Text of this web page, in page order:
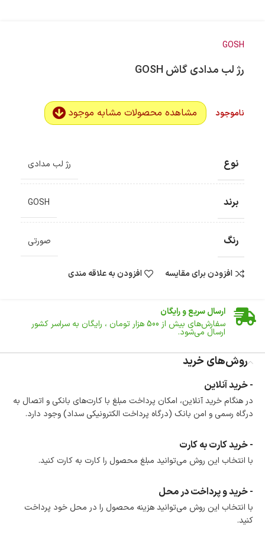
GOSH
رژ لب مدادی گاش GOSH
ناموجود مشاهده محصولات مشابه موجود
نوع رژ لب مدادی
برند GOSH
رنگ صورتی
افزودن برای مقایسه افزودن به علاقه مندی
ضمانت اصالت کالا
ارسال سریع و رایگان
سفارش‌های بیش از 500 هزار تومان ، رایگان به سراسر کشور
ارسال می‌شود.
تا 14 روز پس از تحویل کالا می‌توانید آن را برگشت دهید.
امکان پرداخت در محل
در هنگام خرید محصول، امکان انتخاب پرداخت در محل
وجود دارد.
امکان پرداخت اقساطی
است.
ضمانت اصالت کالا
گارانتی معتبر برای تمامی محصولات ارائه می‌شود.
روش‌های خرید
- خرید آنلاین
در هنگام خرید آنلاین، امکان پرداخت مبلغ با کارت‌های بانکی و اتصال به
درگاه رسمی و امن بانک (درگاه پرداخت الکترونیکی سداد) وجود دارد.
- خرید کارت به کارت
با انتخاب این روش می‌توانید مبلغ محصول را کارت به کارت کنید.
- خرید و پرداخت در محل
با انتخاب این روش می‌توانید هزینه محصول را در محل خود پرداخت
کنید.